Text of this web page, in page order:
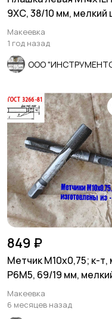
9ХС, 38/10 мм, мелкий
ГОСТ 9740-71
Макеевка
1 год назад
849 ₽
Метчик М10х0,75; к-т,
Р6М5, 69/19 мм,
шаг, шлифов, СССР.
Макеевка
6 месяцев назад